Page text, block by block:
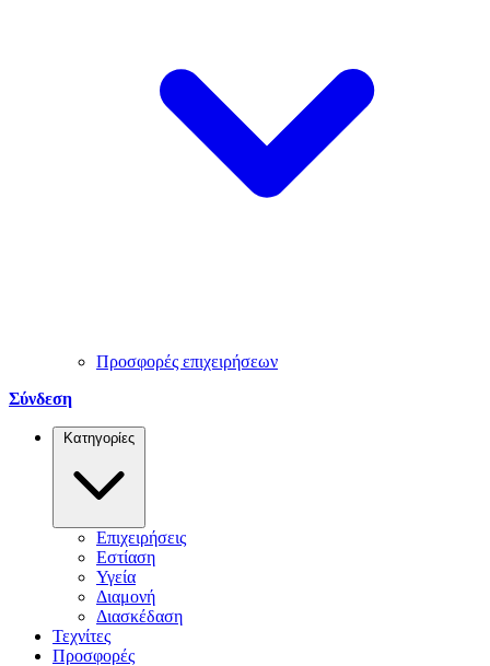
Προσφορές επιχειρήσεων
Σύνδεση
Κατηγορίες
Επιχειρήσεις
Εστίαση
Υγεία
Διαμονή
Διασκέδαση
Τεχνίτες
Προσφορές